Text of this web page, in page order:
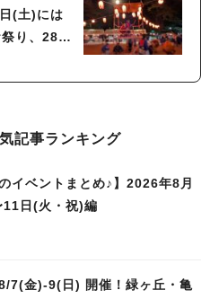
(土)には
り、28日
記事ランキング
のイベントまとめ♪】2026年8月
日(火・祝)編
8/7(金)‐9(日) 開催！緑ヶ丘・亀